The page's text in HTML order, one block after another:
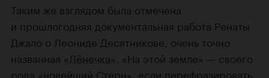
Таким же взглядом была отмечена
и прошлогодняя документальная работа Ренаты
Джало о Леониде Десятникове, очень точно
названная «Лёнечка» . «На этой земле» — своего
рода «новейший Стерн», если перефразировать